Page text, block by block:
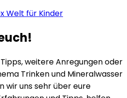
Welt für Kinder
weitere Anregungen oder
Trinken und Mineralwasser
wir uns sehr über eure